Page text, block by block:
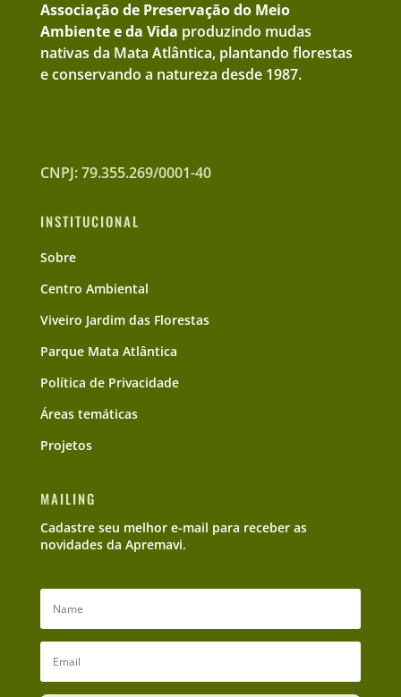
Associação de Preservação do Meio
Ambiente e da Vida produzindo mudas
nativas da Mata Atlântica, plantando florestas
e conservando a natureza desde 1987.
CNPJ: 79.355.269/0001-40
INSTITUCIONAL
Sobre
Centro Ambiental
Viveiro Jardim das Florestas
Parque Mata Atlântica
Política de Privacidade
Áreas temáticas
Projetos
MAILING
Cadastre seu melhor e-mail para receber as
novidades da Apremavi.